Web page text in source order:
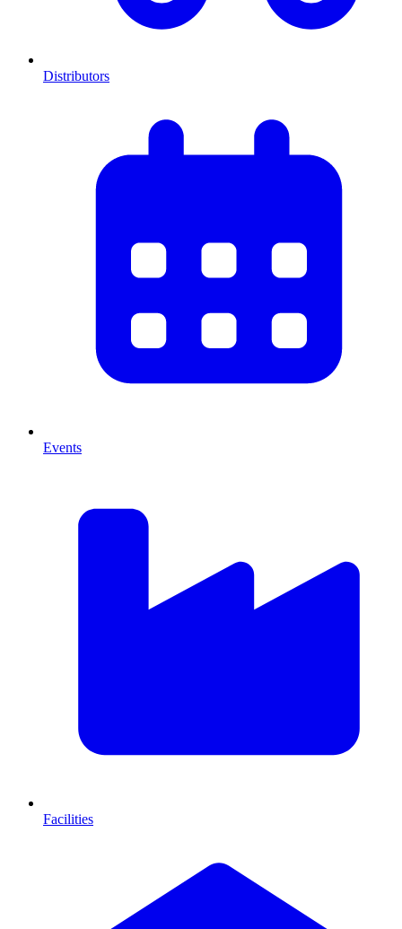
Distributors
Events
Facilities